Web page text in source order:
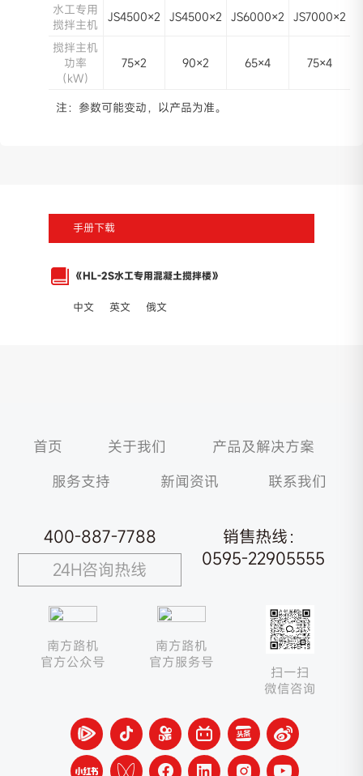
水工专用
搅拌主机
JS4500×2 JS4500×2 JS6000×2
JS7000×2
搅拌主机
功率
（kW）
75×2 90×2 65×4 75×4
注：参数可能变动，以产品为准。
手册下载
《HL-2S水工专用混凝土搅拌楼》
中文 英文 俄文
首页 关于我们
产品及解决方案
服务支持
新闻资讯 联系我们
400-887-7788
24H咨询热线
销售热线：
0595-22905555
南方路机
官方公众号
南方路机
官方服务号
扫一扫
微信咨询